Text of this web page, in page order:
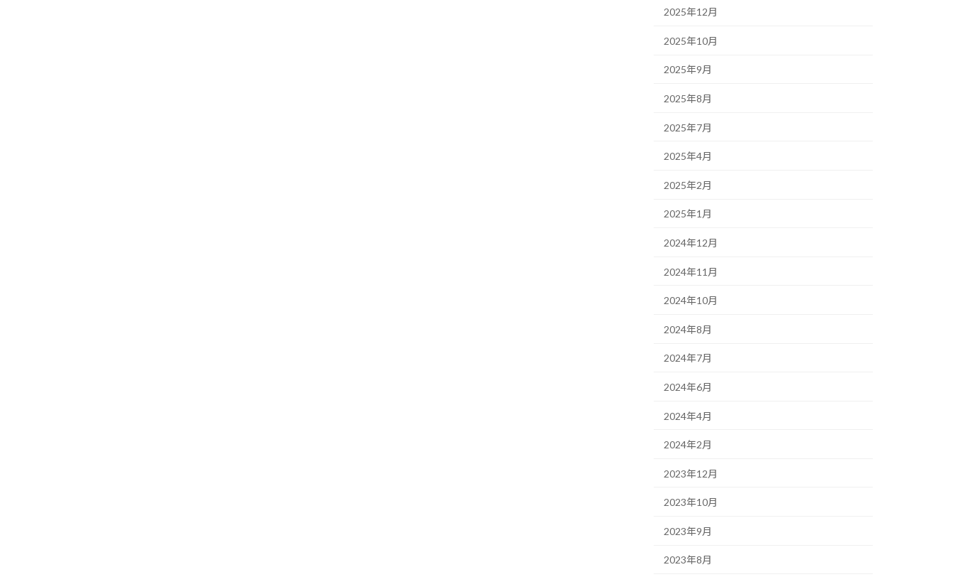
2025年12月
2025年10月
2025年9月
2025年8月
2025年7月
2025年4月
2025年2月
2025年1月
2024年12月
2024年11月
2024年10月
2024年8月
2024年7月
2024年6月
2024年4月
2024年2月
2023年12月
2023年10月
2023年9月
2023年8月